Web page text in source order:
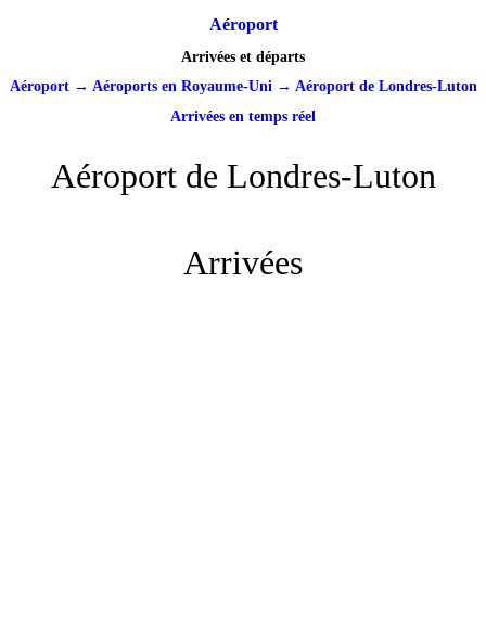
Aéroport
Arrivées et départs
Aéroport→ Aéroports en Royaume-Uni→ Aéroport de Londres-Luton
Arrivées en temps réel
Aéroport de Londres-Luton
Arrivées